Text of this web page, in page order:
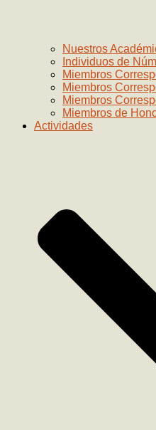
Nuestros
Individuos de
Miembros
Miembros
Miembros
Miembros de
Actividades